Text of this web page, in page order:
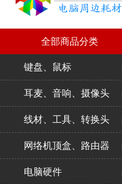
全部商品分类
键盘、鼠标
耳麦、音响、摄像头
线材、工具、转换头
网络机顶盒、路由器
电脑硬件